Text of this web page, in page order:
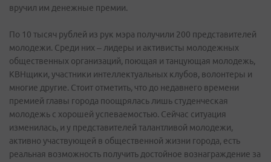
вручил им денежные премии.
По 10 тысяч рублей из рук мэра получили 200 представителей
молодежи. Среди них – лидеры и активисты молодежных
общественных организаций, поющая и танцующая молодежь,
КВНщики, участники интеллектуальных клубов, волонтеры и
многие другие. Стоит отметить, что до недавнего времени
премией главы города поощрялась лишь студенческая
молодежь с хорошей успеваемостью. Сейчас ситуация
изменилась, и у представителей талантливой молодежи,
активно участвующей в общественной жизни города, есть
реальная возможность получить достойное вознаграждение за